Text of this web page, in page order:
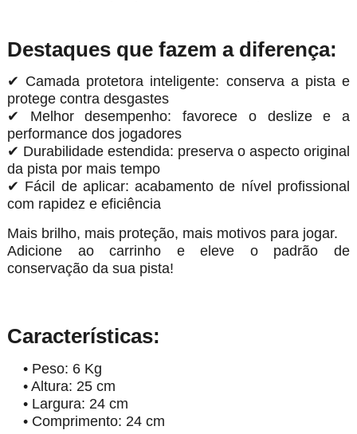
Destaques que fazem a diferença:
✔ Camada protetora inteligente: conserva a pista e
protege contra desgastes
✔ Melhor desempenho: favorece o deslize e a
performance dos jogadores
✔ Durabilidade estendida: preserva o aspecto original
da pista por mais tempo
✔ Fácil de aplicar: acabamento de nível profissional
com rapidez e eficiência
Mais brilho, mais proteção, mais motivos para jogar.
Adicione ao carrinho e eleve o padrão de
conservação da sua pista!
Características:
• Peso: 6 Kg
• Altura: 25 cm
• Largura: 24 cm
• Comprimento: 24 cm